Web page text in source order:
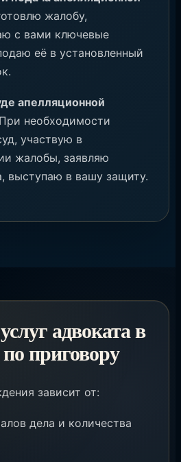
жалобу,
с вами ключевые
её в установленный
апелляционной
При необходимости
участвую в
жалобы, заявляю
выступаю в вашу защиту.
адвоката в
приговору
зависит от:
дела и количества